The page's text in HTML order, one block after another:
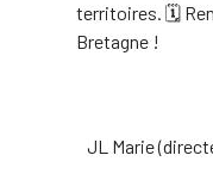
territoires. 🗓
Bretagne !
JL Marie